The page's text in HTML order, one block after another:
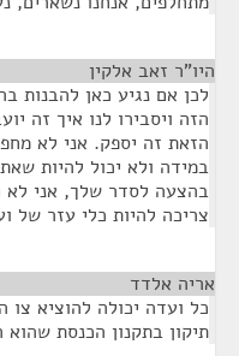
היו"ר זאב אלקין
לכן אם נגיע כאן להבנות
הזה ויסבירו לנו איך זה
הזאת זה יספק. אני לא
במידה ולא יכול להיות
בהצעה לסדר שלך, אני לא
צריכה להיות כלי עזר של
אריה אלדד
כל ועדה יכולה להוציא צו
תיקון בתקנון הכנסת